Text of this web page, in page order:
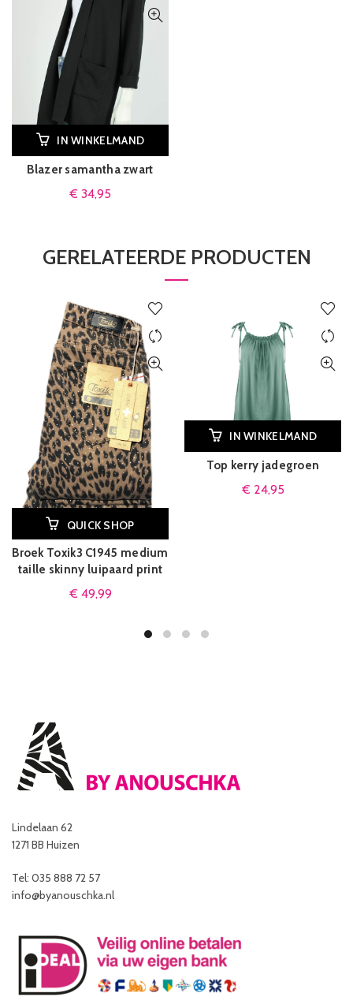
IN WINKELMAND
Blazer samantha zwart
€ 34,95
GERELATEERDE PRODUCTEN
QUICK SHOP
Broek Toxik3 C1945 medium
taille skinny luipaard print
€ 49,99
IN WINKELMAND
Top kerry jadegroen
€ 24,95
Lindelaan 62
1271 BB Huizen
Tel: 035 888 72 57
info@byanouschka.nl